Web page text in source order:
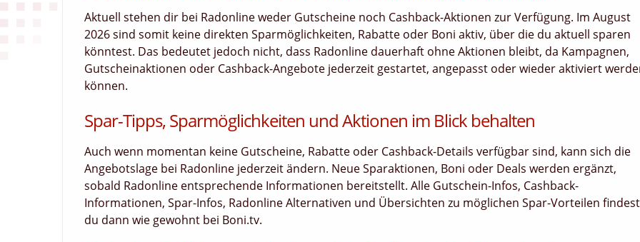
Aktuell stehen dir bei Radonline weder Gutscheine noch Cashback-Aktionen zur Verfügung. Im August
2026 sind somit keine direkten Sparmöglichkeiten, Rabatte oder Boni aktiv, über die du aktuell sparen
könntest. Das bedeutet jedoch nicht, dass Radonline dauerhaft ohne Aktionen bleibt, da Kampagnen,
Gutscheinaktionen oder Cashback-Angebote jederzeit gestartet, angepasst oder wieder aktiviert
können.
Spar-Tipps, Sparmöglichkeiten und Aktionen im Blick behalten
Auch wenn momentan keine Gutscheine, Rabatte oder Cashback-Details verfügbar sind, kann sich die
Angebotslage bei Radonline jederzeit ändern. Neue Sparaktionen, Boni oder Deals werden ergänzt,
sobald Radonline entsprechende Informationen bereitstellt. Alle Gutschein-Infos, Cashback-
Informationen, Spar-Infos, Radonline Alternativen und Übersichten zu möglichen Spar-Vorteilen findest
du dann wie gewohnt bei Boni.tv.